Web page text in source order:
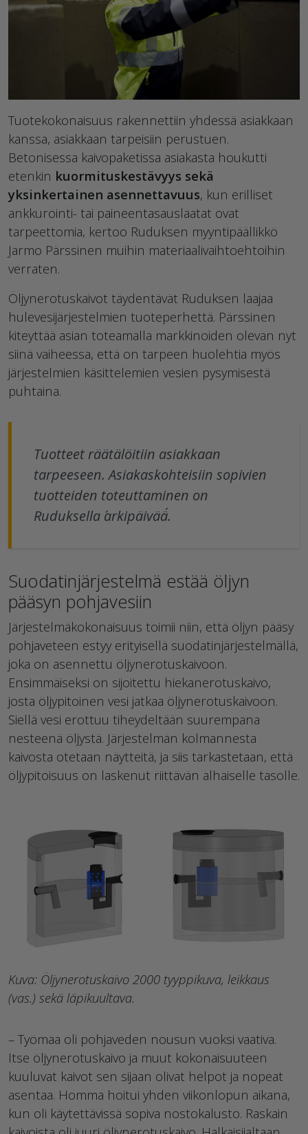
Tuotekokonaisuus rakennettiin yhdessä asiakkaan
kanssa, asiakkaan tarpeisiin perustuen.
Betonisessa kaivopaketissa asiakasta houkutti
etenkin kuormituskestävyys sekä
yksinkertainen asennettavuus, kun erilliset
ankkurointi- tai paineentasauslaatat ovat
tarpeettomia, kertoo Ruduksen myyntipäällikkö
Jarmo Pärssinen muihin materiaalivaihtoehtoihin
verraten.
Öljynerotuskaivot täydentävät Ruduksen laajaa
hulevesijärjestelmien tuoteperhettä. Pärssinen
kiteyttää asian toteamalla markkinoiden olevan nyt
siinä vaiheessa, että on tarpeen huolehtia myös
järjestelmien käsittelemien vesien pysymisestä
puhtaina.
Tuotteet räätälöitiin asiakkaan
tarpeeseen. Asiakaskohteisiin sopivien
tuotteiden toteuttaminen on
Ruduksella ´arkipäivää´.
Suodatinjärjestelmä estää öljyn
pääsyn pohjavesiin
Järjestelmäkokonaisuus toimii niin, että öljyn pääsy
pohjaveteen estyy erityisellä suodatinjärjestelmällä,
joka on asennettu öljynerotuskaivoon.
Ensimmäiseksi on sijoitettu hiekanerotuskaivo,
josta öljypitoinen vesi jatkaa öljynerotuskaivoon.
Siellä vesi erottuu tiheydeltään suurempana
nesteenä öljystä. Järjestelmän kolmannesta
kaivosta otetaan näytteitä, ja siis tarkastetaan, että
öljypitoisuus on laskenut riittävän alhaiselle tasolle.
Kuva: Öljynerotuskaivo 2000 tyyppikuva, leikkaus
(vas.) sekä läpikuultava.
– Työmaa oli pohjaveden nousun vuoksi vaativa.
Itse öljynerotuskaivo ja muut kokonaisuuteen
kuuluvat kaivot sen sijaan olivat helpot ja nopeat
asentaa. Homma hoitui yhden viikonlopun aikana,
kun oli käytettävissä sopiva nostokalusto. Raskain